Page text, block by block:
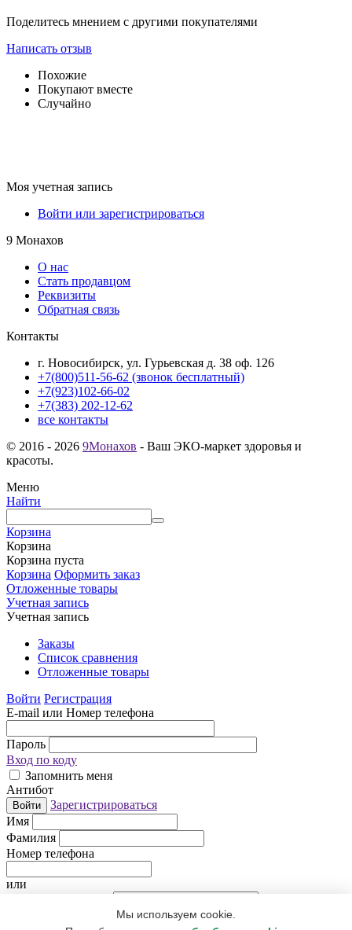
Мы используем cookie.
Поделитесь мнением с другими покупателями
Написать отзыв
Похожие
Покупают вместе
Случайно
Моя учетная запись
Войти или зарегистрироваться
9 Монахов
О нас
Стать продавцом
Реквизиты
Обратная связь
Контакты
г. Новосибирск, ул. Гурьевская д. 38 оф. 126
+7(800)511-56-62 (звонок бесплатный)
+7(923)102-66-02
+7(383) 202-12-62
все контакты
© 2016 - 2026 9Монахов - Ваш ЭКО-маркет здоровья и
красоты.
Меню
Найти
Корзина
Корзина
Корзина пуста
Корзина Оформить заказ
Отложенные товары
Учетная запись
Учетная запись
Заказы
Список сравнения
Отложенные товары
Войти Регистрация
E-mail или Номер телефона
Пароль
Вход по коду
Запомнить меня
Антибот
Войти
Зарегистрироваться
Имя
Фамилия
Номер телефона
или